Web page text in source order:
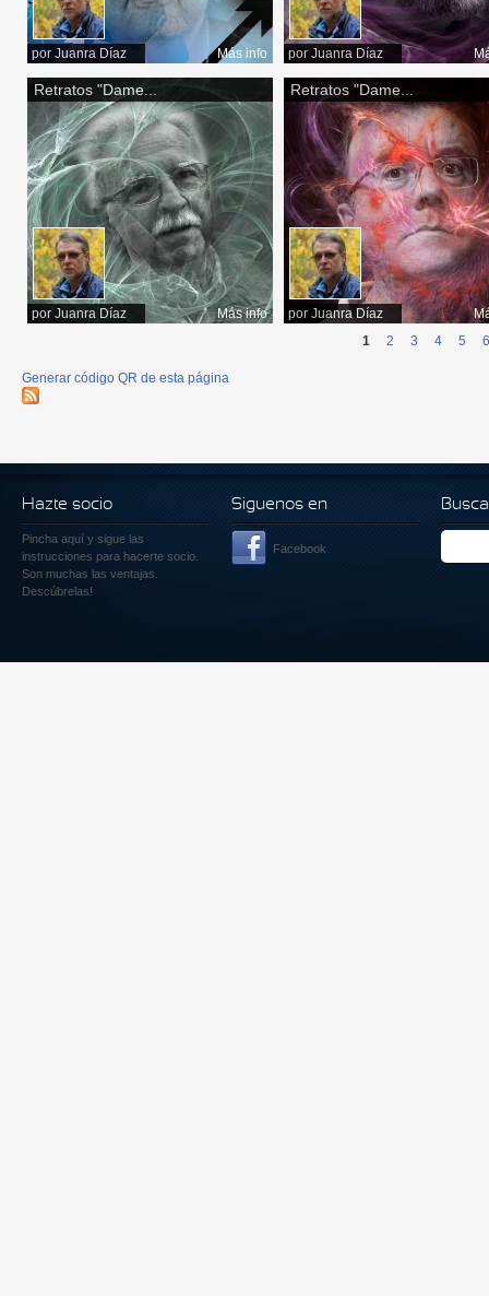
por Juanra Díaz Más info por Juanra Díaz
Retratos "Dame...
por Juanra Díaz Más info
Retratos "Dame...
por Juanra Díaz
1 2 3 4 5 6
Generar código QR de esta página
Hazte socio
Pincha aquí y sigue las
instrucciones para hacerte socio.
Son muchas las ventajas.
Descúbrelas!
Siguenos en
Facebook